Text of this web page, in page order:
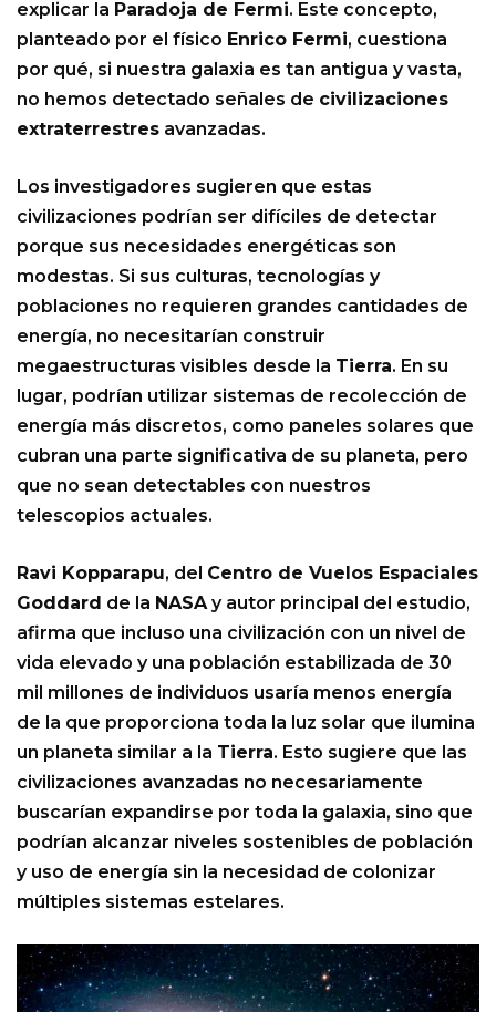
explicar la Paradoja de Fermi. Este concepto,
planteado por el físico Enrico Fermi, cuestiona
por qué, si nuestra galaxia es tan antigua y vasta,
no hemos detectado señales de civilizaciones
extraterrestres avanzadas.
Los investigadores sugieren que estas
civilizaciones podrían ser difíciles de detectar
porque sus necesidades energéticas son
modestas. Si sus culturas, tecnologías y
poblaciones no requieren grandes cantidades de
energía, no necesitarían construir
megaestructuras visibles desde la Tierra. En su
lugar, podrían utilizar sistemas de recolección de
energía más discretos, como paneles solares que
cubran una parte significativa de su planeta, pero
que no sean detectables con nuestros
telescopios actuales.
Ravi Kopparapu, del Centro de Vuelos Espaciales
Goddard de la NASAy autor principal del estudio,
afirma que incluso una civilización con un nivel de
vida elevado y una población estabilizada de 30
mil millones de individuos usaría menos energía
de la que proporciona toda la luz solar que ilumina
un planeta similar a la Tierra. Esto sugiere que las
civilizaciones avanzadas no necesariamente
buscarían expandirse por toda la galaxia, sino que
podrían alcanzar niveles sostenibles de población
y uso de energía sin la necesidad de colonizar
múltiples sistemas estelares.